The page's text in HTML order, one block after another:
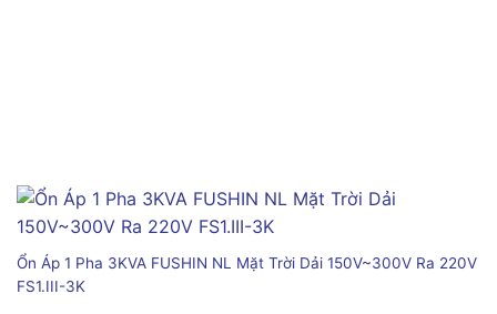
Ổn Áp 1 Pha 3KVA FUSHIN NL Mặt Trời Dải 150V~300V Ra 220V
FS1.III-3K